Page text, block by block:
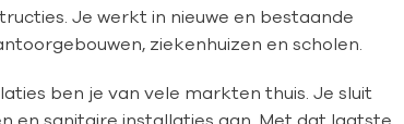
Je werkt in nieuwe en bestaande
ziekenhuizen en scholen.
ben je van vele markten thuis. Je sluit